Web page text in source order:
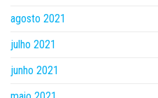
agosto 2021
julho 2021
junho 2021